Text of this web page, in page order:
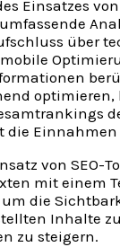
Einsatzes
über
die Einnahmen
von SEO-
mit einem
die
Inhalte
zu steigern.